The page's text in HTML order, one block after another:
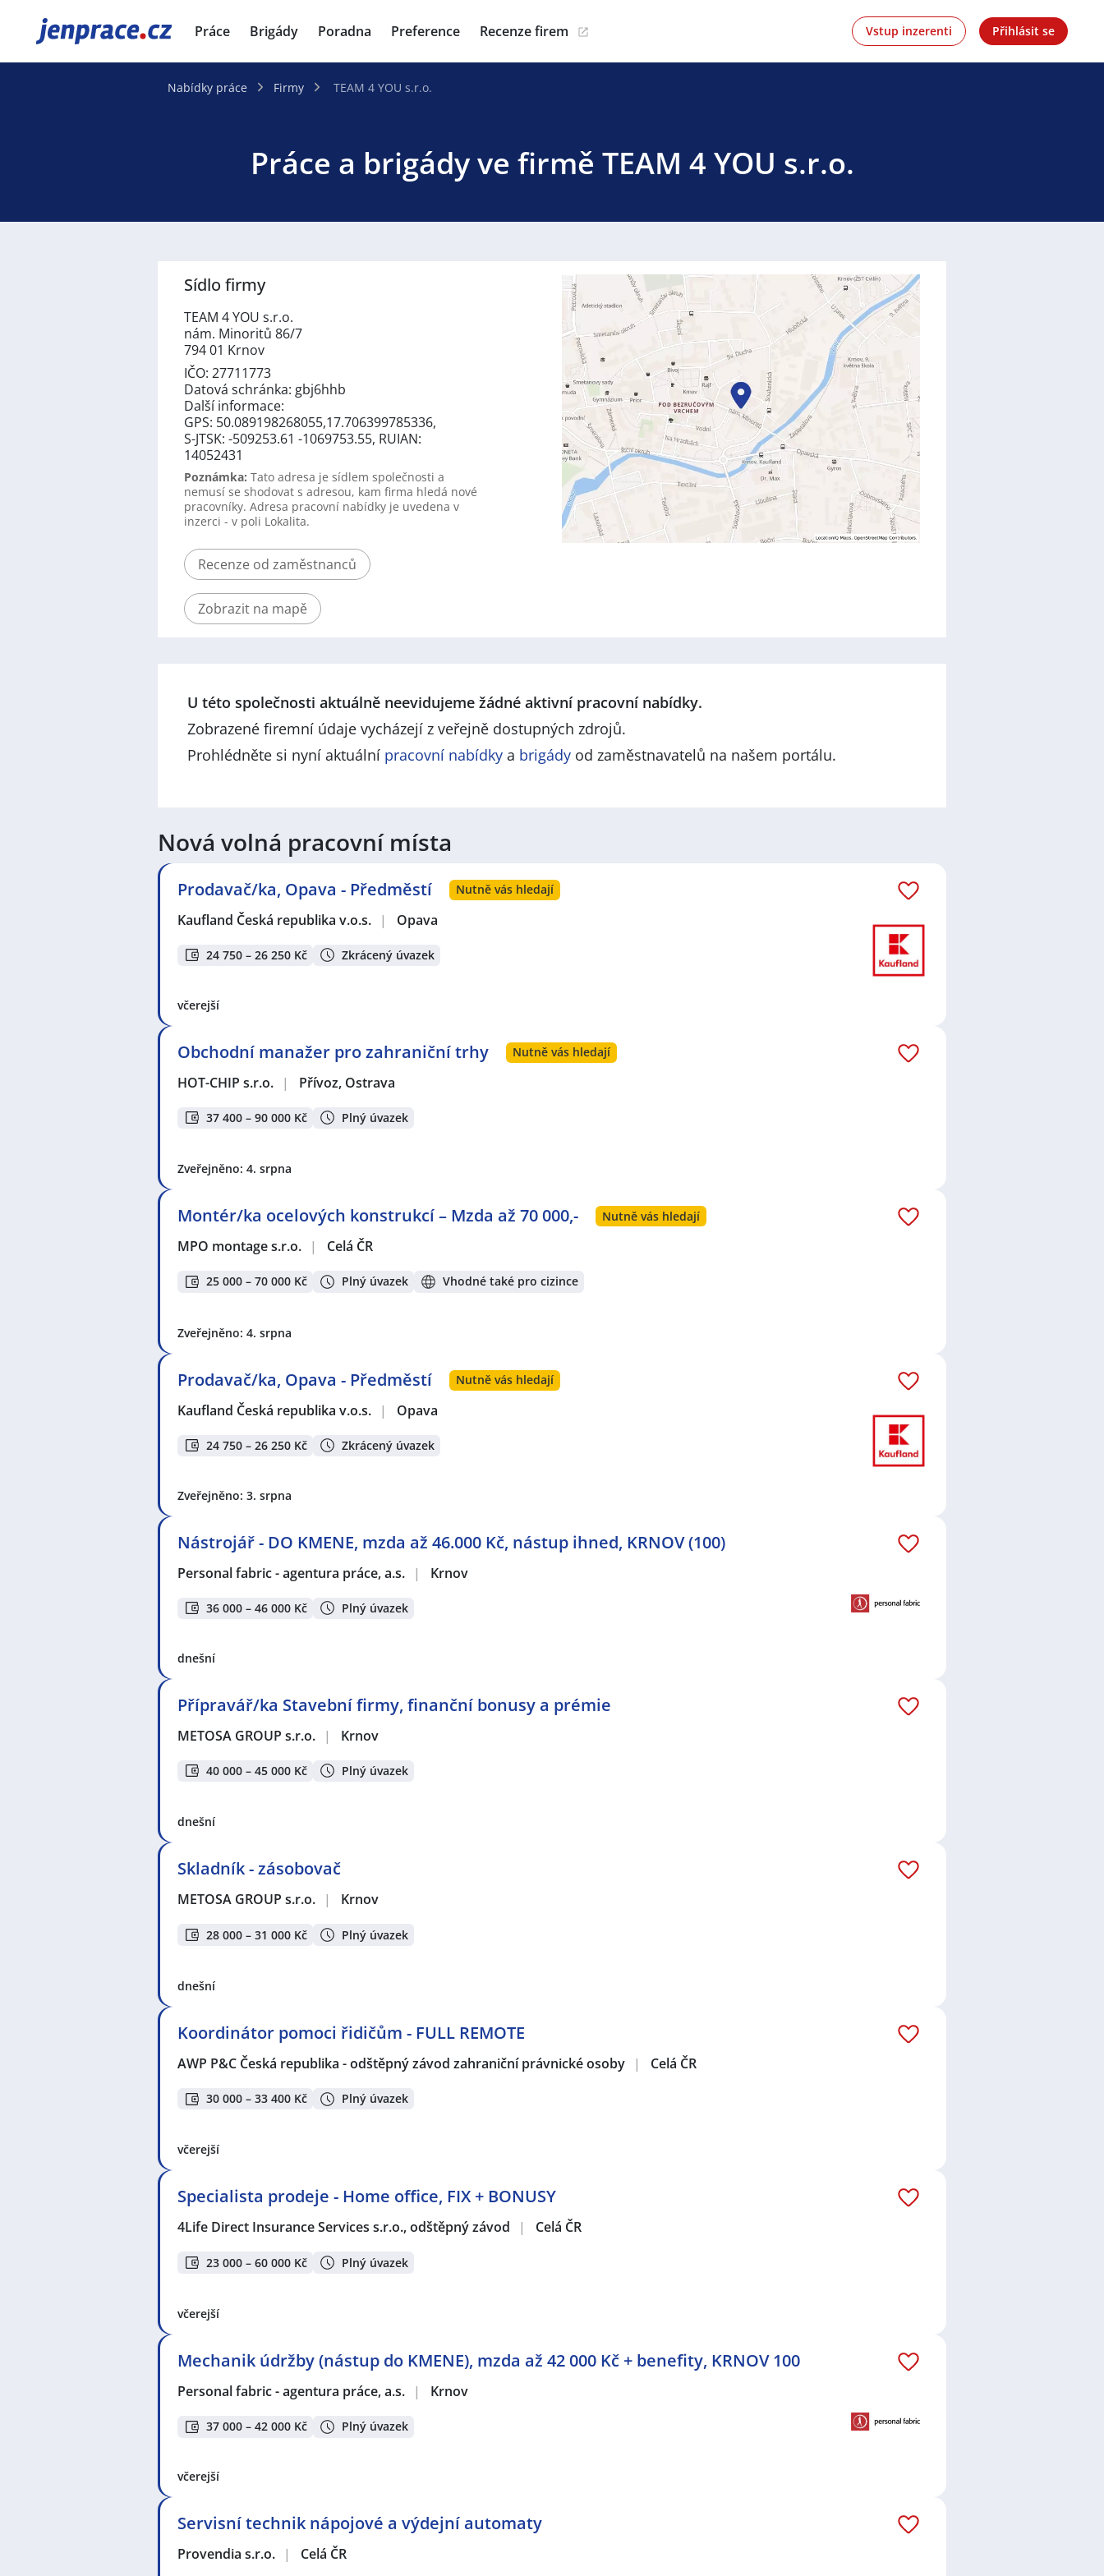
JenPráce.cz Práce Brigády Poradna Preference Recenze firem Vstup inzerenti Přihlásit se
Nabídky práce Firmy TEAM 4 YOU s.r.o.
Práce a brigády ve firmě TEAM 4 YOU s.r.o.
Sídlo firmy
TEAM 4 YOU s.r.o.
nám. Minoritů 86/7
794 01 Krnov
IČO: 27711773
Datová schránka: gbj6hhb
Další informace:
GPS: 50.089198268055,17.706399785336,
S-JTSK: -509253.61 -1069753.55, RUIAN:
14052431
Poznámka: Tato adresa je sídlem společnosti a
nemusí se shodovat s adresou, kam firma hledá nové
pracovníky. Adresa pracovní nabídky je uvedena v
inzerci - v poli Lokalita.
Recenze od zaměstnanců
Zobrazit na mapě
U této společnosti aktuálně neevidujeme žádné aktivní pracovní nabídky.
Zobrazené firemní údaje vycházejí z veřejně dostupných zdrojů.
Prohlédněte si nyní aktuální pracovní nabídky a brigády od zaměstnavatelů na našem portálu.
Nová volná pracovní místa
Prodavač/ka, Opava - Předměstí Nutně vás hledají
Kaufland Česká republika v.o.s. | Opava
24 750 – 26 250 Kč Zkrácený úvazek
včerejší
Obchodní manažer pro zahraniční trhy Nutně vás hledají
HOT-CHIP s.r.o. | Přívoz, Ostrava
37 400 – 90 000 Kč Plný úvazek
Zveřejněno: 4. srpna
Montér/ka ocelových konstrukcí – Mzda až 70 000,- Nutně vás hledají
MPO montage s.r.o. | Celá ČR
25 000 – 70 000 Kč Plný úvazek Vhodné také pro cizince
Zveřejněno: 4. srpna
Prodavač/ka, Opava - Předměstí Nutně vás hledají
Kaufland Česká republika v.o.s. | Opava
24 750 – 26 250 Kč Zkrácený úvazek
Zveřejněno: 3. srpna
Nástrojář - DO KMENE, mzda až 46.000 Kč, nástup ihned, KRNOV (100)
Personal fabric - agentura práce, a.s. | Krnov
36 000 – 46 000 Kč Plný úvazek
dnešní
Přípravář/ka Stavební firmy, finanční bonusy a prémie
METOSA GROUP s.r.o. | Krnov
40 000 – 45 000 Kč Plný úvazek
dnešní
Skladník - zásobovač
METOSA GROUP s.r.o. | Krnov
28 000 – 31 000 Kč Plný úvazek
dnešní
Koordinátor pomoci řidičům - FULL REMOTE
AWP P&C Česká republika - odštěpný závod zahraniční právnické osoby | Celá ČR
30 000 – 33 400 Kč Plný úvazek
včerejší
Specialista prodeje - Home office, FIX + BONUSY
4Life Direct Insurance Services s.r.o., odštěpný závod | Celá ČR
23 000 – 60 000 Kč Plný úvazek
včerejší
Mechanik údržby (nástup do KMENE), mzda až 42 000 Kč + benefity, KRNOV 100
Personal fabric - agentura práce, a.s. | Krnov
37 000 – 42 000 Kč Plný úvazek
včerejší
Servisní technik nápojové a výdejní automaty
Provendia s.r.o. | Celá ČR